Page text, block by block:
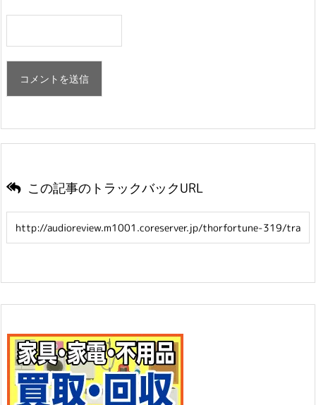
この記事のトラックバックURL